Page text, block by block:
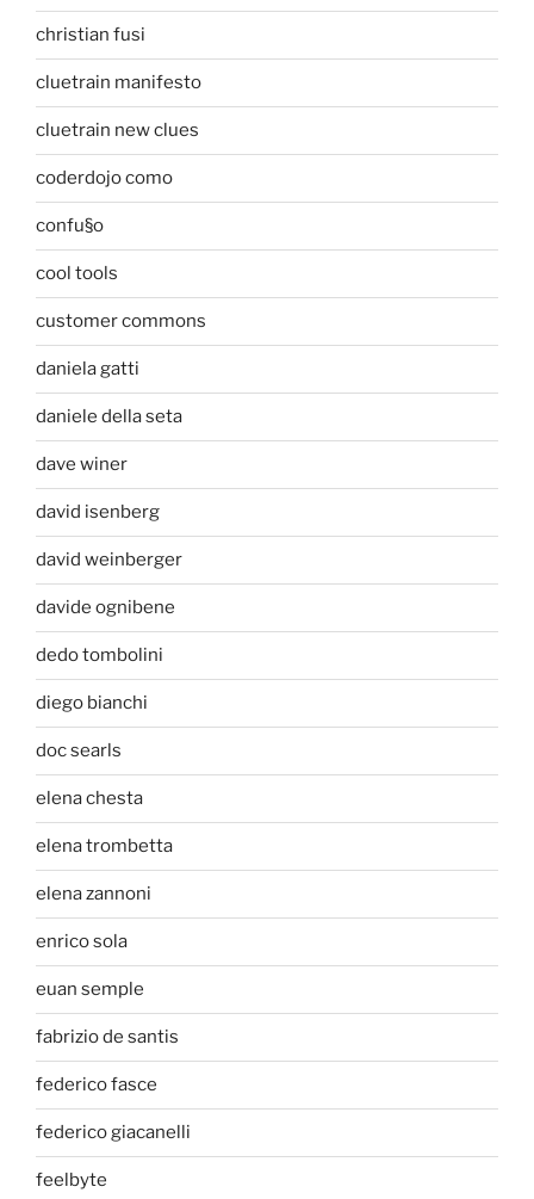
christian fusi
cluetrain manifesto
cluetrain new clues
coderdojo como
confu§o
cool tools
customer commons
daniela gatti
daniele della seta
dave winer
david isenberg
david weinberger
davide ognibene
dedo tombolini
diego bianchi
doc searls
elena chesta
elena trombetta
elena zannoni
enrico sola
euan semple
fabrizio de santis
federico fasce
federico giacanelli
feelbyte